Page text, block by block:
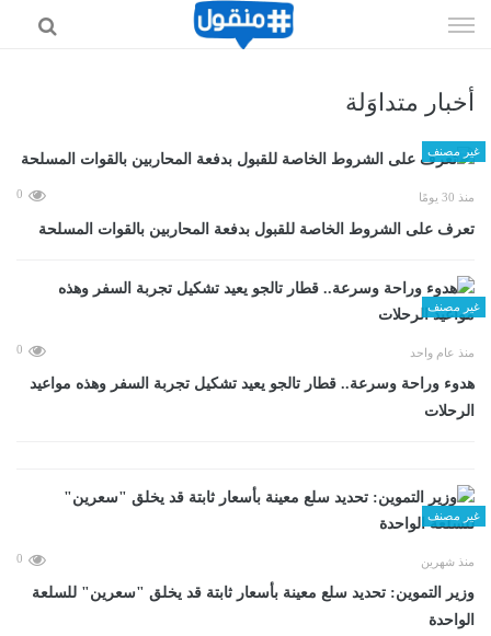
الى
أخبار متداوَلة
غير مصنف
منذ 30 يومًا 0
تعرف على الشروط الخاصة للقبول بدفعة المحاربين بالقوات المسلحة
غير مصنف
منذ عام واحد 0
هدوء وراحة وسرعة.. قطار تالجو يعيد تشكيل تجربة السفر وهذه مواعيد
الرحلات
غير مصنف
منذ شهرين 0
وزير التموين: تحديد سلع معينة بأسعار ثابتة قد يخلق "سعرين" للسلعة
الواحدة